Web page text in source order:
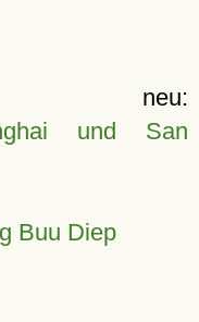
und San
Buu Diep